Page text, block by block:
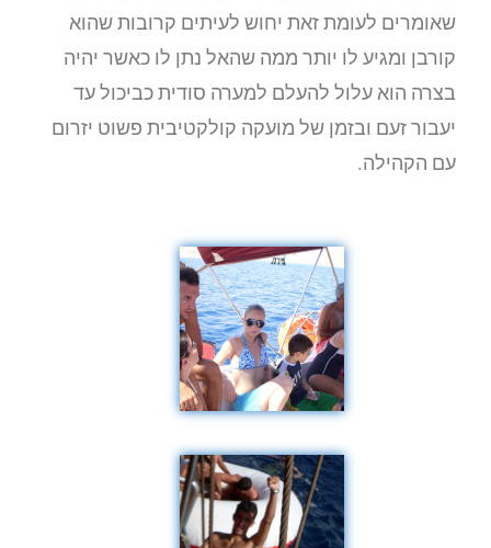
שאומרים לעומת זאת יחוש לעיתים קרובות שהוא
קורבן ומגיע לו יותר ממה שהאל נתן לו כאשר יהיה
בצרה הוא עלול להעלם למערה סודית כביכול עד
יעבור זעם ובזמן של מועקה קולקטיבית פשוט יזרום
עם הקהילה.